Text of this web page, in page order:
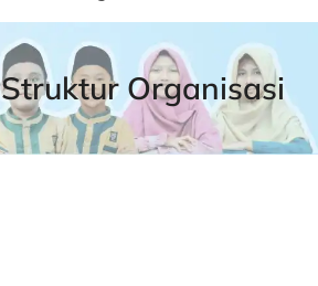
Struktur Organisasi